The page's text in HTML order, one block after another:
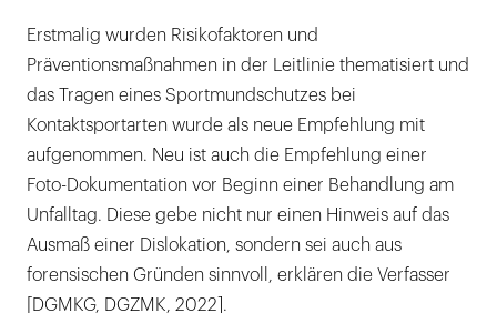
Erstmalig wurden Risikofaktoren und
Präventionsmaßnahmen in der Leitlinie thematisiert und
das Tragen eines Sportmundschutzes bei
Kontaktsportarten wurde als neue Empfehlung mit
aufgenommen. Neu ist auch die Empfehlung einer
Foto-Dokumentation vor Beginn einer Behandlung am
Unfalltag. Diese gebe nicht nur einen Hinweis auf das
Ausmaß einer Dislokation, sondern sei auch aus
forensischen Gründen sinnvoll, erklären die Verfasser
[DGMKG, DGZMK, 2022].